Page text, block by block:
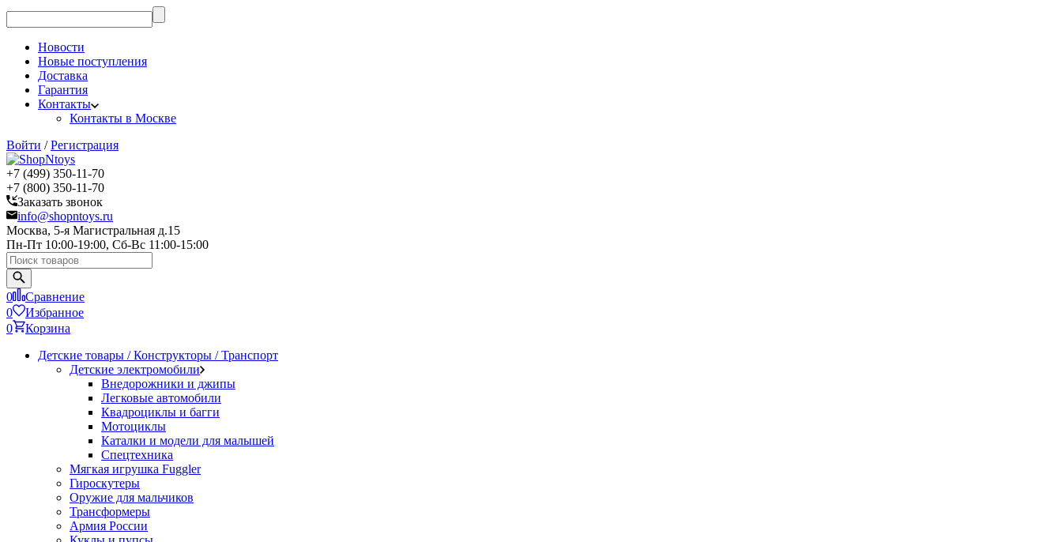
Новости
Новые поступления
Доставка
Гарантия
Контакты
Контакты в Москве
Войти /Регистрация
+7 (499) 350-11-70
+7 (800) 350-11-70
Заказать звонок
info@shopntoys.ru
Москва, 5-я Магистральная д.15
Пн-Пт 10:00-19:00, Сб-Вс 11:00-15:00
0
Сравнение
0
Избранное
0
Корзина
Детские товары / Конструкторы / Транспорт
Детские электромобили
Внедорожники и джипы
Легковые автомобили
Квадроциклы и багги
Мотоциклы
Каталки и модели для малышей
Спецтехника
Мягкая игрушка Fuggler
Гироскутеры
Оружие для мальчиков
Трансформеры
Армия России